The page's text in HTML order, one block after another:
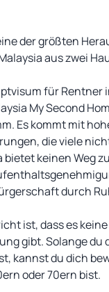
der größten
aus zwei
für Rentner
My Second
Es kommt mit
die viele
bietet keinen Weg
durch
ist, dass es keine
gibt. Solange du
kannst du dich
oder 70ern bist.